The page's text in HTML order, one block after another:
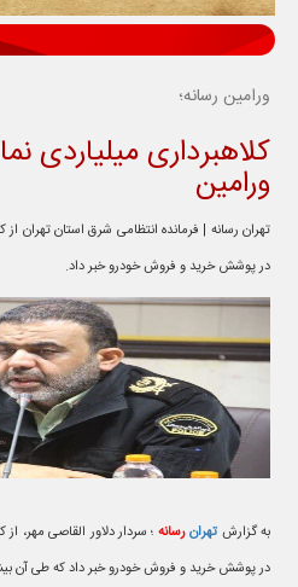
ورامین رسانه؛
کلاهبرداری میلیاردی
ورامین
در پوشش خرید و فروش خودرو خبر داد.
به گزارش تهرانرسانه